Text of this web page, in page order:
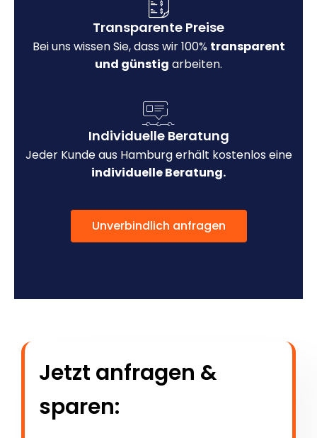
Transparente Preise
Bei uns wissen Sie, dass wir 100% transparent
und günstig arbeiten.
Individuelle Beratung
Jeder Kunde aus Hamburg erhält kostenlos eine
individuelle Beratung.
Unverbindlich anfragen
Jetzt anfragen &
sparen: